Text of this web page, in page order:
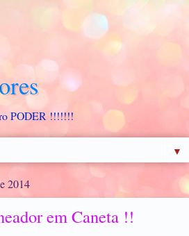
PODER !!!!!!!
▼
2014
em Caneta !!